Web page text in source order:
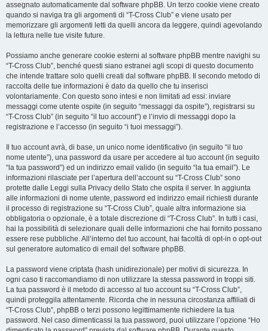
assegnato automaticamente dal software phpBB. Un terzo cookie viene creato
quando si naviga tra gli argomenti di “T-Cross Club” e viene usato per
memorizzare gli argomenti letti da quelli ancora da leggere, quindi agevolando
la lettura nelle tue visite future.
Possiamo anche generare cookie esterni al software phpBB mentre navighi su
“T-Cross Club”, benché questi siano estranei agli scopi di questo documento
che intende trattare solo quelli creati dal software phpBB. Il secondo metodo di
raccolta delle tue informazioni è dato da quello che tu inserisci
volontariamente. Con questo sono intesi e non limitati ad essi: inviare
messaggi come utente ospite (in seguito “messaggi da ospite”), registrarsi su
“T-Cross Club” (in seguito “il tuo account”) e l’invio di messaggi dopo la
registrazione e l’accesso (in seguito “i tuoi messaggi”).
Il tuo account avrà, di base, un unico nome identificativo (in seguito “il tuo
nome utente”), una password da usare per accedere al tuo account (in seguito
“la tua password”) ed un indirizzo email valido (in seguito “la tua email”). Le
informazioni rilasciate per l’apertura dell’account su “T-Cross Club” sono
protette dalle Leggi sulla Privacy dello Stato che ospita il server. In aggiunta
alle informazioni di nome utente, password ed indirizzo email richiesti durante
il processo di registrazione su “T-Cross Club”, quale altra informazione sia
obbligatoria o opzionale, è a totale discrezione di “T-Cross Club”. In tutti i casi,
hai la possibilità di selezionare quali delle informazioni che hai fornito possano
essere rese pubbliche. All’interno del tuo account, hai facoltà di opt-in o opt-out
sul generatore automatico di email del software phpBB.
La password viene criptata (hash unidirezionale) per motivi di sicurezza. In
ogni caso ti raccomandiamo di non utilizzare la stessa password in troppi siti.
La tua password è il metodo di accesso al tuo account su “T-Cross Club”,
quindi proteggila attentamente. Ricorda che in nessuna circostanza affiliati di
“T-Cross Club”, phpBB o terzi possono legittimamente richiedere la tua
password. Nel caso dimenticassi la tua password, puoi utilizzare l’opzione “Ho